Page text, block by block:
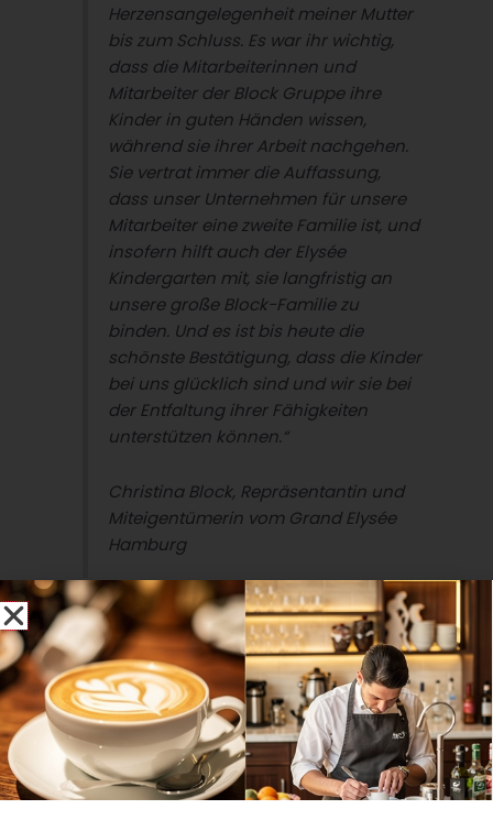
Herzensangelegenheit meiner Mutter
bis zum Schluss. Es war ihr wichtig,
dass die Mitarbeiterinnen und
Mitarbeiter der Block Gruppe ihre
Kinder in guten Händen wissen,
während sie ihrer Arbeit nachgehen.
Sie vertrat immer die Auffassung,
dass unser Unternehmen für unsere
Mitarbeiter eine zweite Familie ist, und
insofern hilft auch der Elysée
Kindergarten mit, sie langfristig an
unsere große Block-Familie zu
binden. Und es ist bis heute die
schönste Bestätigung, dass die Kinder
bei uns glücklich sind und wir sie bei
der Entfaltung ihrer Fähigkeiten
unterstützen können.“
Christina Block, Repräsentantin und
Miteigentümerin vom Grand Elysée
Hamburg
In einerJugendstilvilla, direkt neben dem Hotel Grand
Elysée Hamburg an der Rothenbaumchaussee, ist der
Kindergarten zu Hause. Mit ihren acht Kolleginnen
betreut dieLeiterin Carina Stegmanntäglich48 Kinder
im Alter von acht Monaten bis sechs Jahren aus zehn
Nationen. Soweit Plätze frei sind, können auch Eltern, die
nicht im Grand Elysée Hamburg tätig sind, ihren
Nachwuchs im Elysée Kindergarten anmelden.